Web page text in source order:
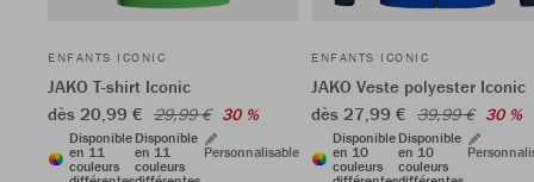
ENFANTS ICONIC
JAKO T-shirt Iconic
dès 20,99 € 29,99 € 30 %
Disponible
en 11
couleurs
Disponible
en 11
couleurs
Personnalisable
ENFANTS ICONIC
JAKO Veste polyester Iconic
dès 27,99 € 39,99 € 30 %
Disponible
en 10
couleurs
Disponible
en 10
couleurs